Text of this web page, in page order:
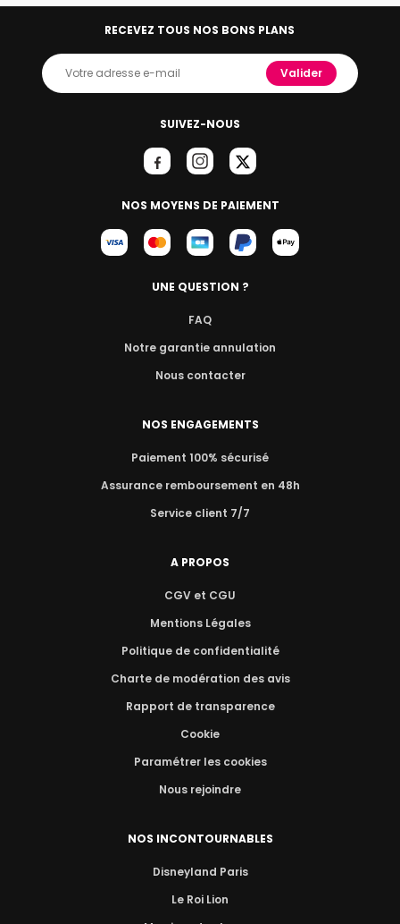
SUIVEZ-NOUS
NOS MOYENS DE PAIEMENT
RECEVEZ TOUS NOS BONS PLANS
Valider
UNE QUESTION ?
FAQ
Notre garantie annulation
Nous contacter
NOS ENGAGEMENTS
Paiement 100% sécurisé
Assurance remboursement en 48h
Service client 7/7
A PROPOS
CGV et CGU
Mentions Légales
Politique de confidentialité
Charte de modération des avis
Rapport de transparence
Cookie
Paramétrer les cookies
Nous rejoindre
NOS INCONTOURNABLES
Disneyland Paris
Le Roi Lion